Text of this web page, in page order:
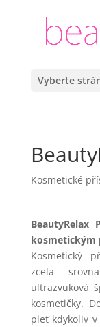
Vyberte
Kosmetické
BeautyRelax
kosmetickým
Kosmetický
zcela
ultrazvuková
kosmetičky.
pleť kdykoliv